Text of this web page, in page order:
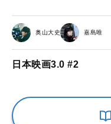
奥山大史 嘉島唯
日本映画3.0 #2